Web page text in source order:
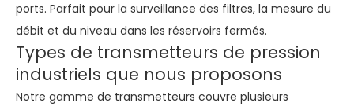
ports. Parfait pour la surveillance des filtres, la mesure du
débit et du niveau dans les réservoirs fermés.
Types de transmetteurs de pression
industriels que nous proposons
Notre gamme de transmetteurs couvre plusieurs